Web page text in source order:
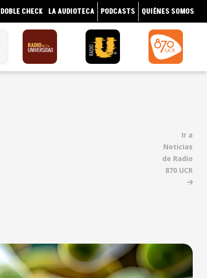
DOBLE CHECK LA AUDIOTECA PODCASTS QUIÉNES SOMOS
Ir a
Noticias
de Radio
870 UCR